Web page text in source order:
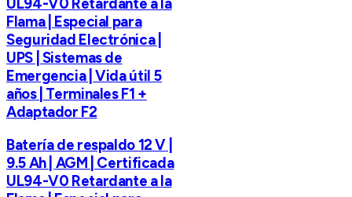
UL94-V0 Retardante a la
Flama | Especial para
Seguridad Electrónica |
UPS | Sistemas de
Emergencia | Vida útil 5
años | Terminales F1 +
Adaptador F2
Batería de respaldo 12 V |
9.5 Ah | AGM | Certificada
UL94-V0 Retardante a la